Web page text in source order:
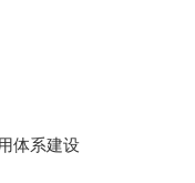
体系建设